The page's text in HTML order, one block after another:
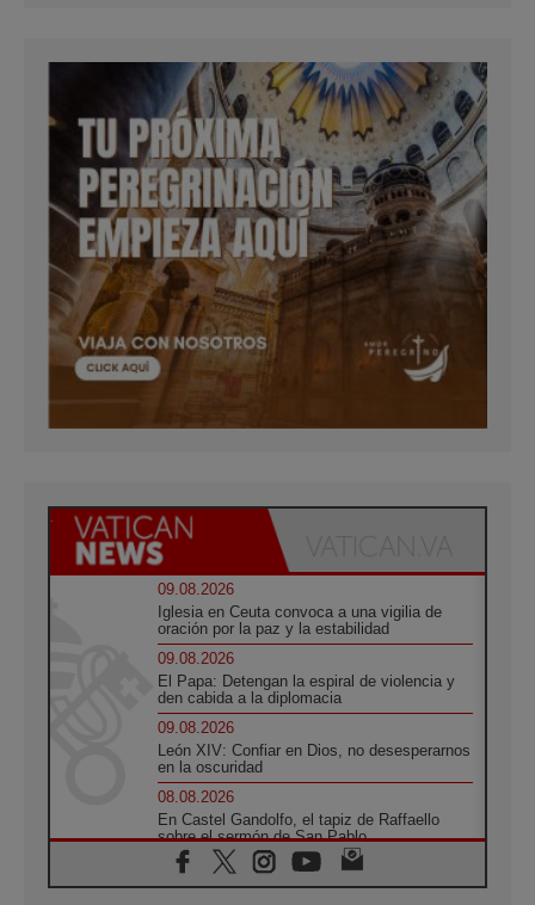
09.08.2026
Iglesia en Ceuta convoca a una vigilia de
oración por la paz y la estabilidad
09.08.2026
El Papa: Detengan la espiral de violencia y
den cabida a la diplomacia
09.08.2026
León XIV: Confiar en Dios, no desesperarnos
en la oscuridad
08.08.2026
En Castel Gandolfo, el tapiz de Raffaello
sobre el sermón de San Pablo
08.08.2026
En Colombia, «la paz no se compra con una